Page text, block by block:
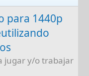
para 1440p
jugar y/o trabajar